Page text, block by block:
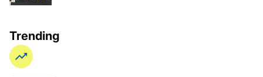
Trending